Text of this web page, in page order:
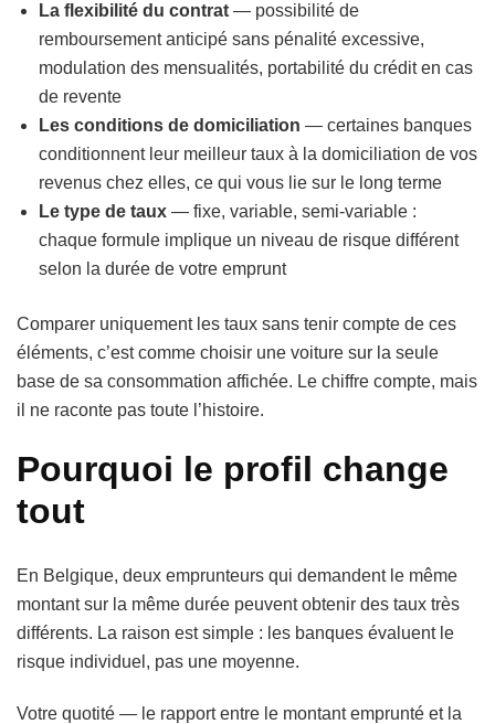
La flexibilité du contrat — possibilité de
remboursement anticipé sans pénalité excessive,
modulation des mensualités, portabilité du crédit en cas
de revente
Les conditions de domiciliation — certaines banques
conditionnent leur meilleur taux à la domiciliation de vos
revenus chez elles, ce qui vous lie sur le long terme
Le type de taux — fixe, variable, semi-variable :
chaque formule implique un niveau de risque différent
selon la durée de votre emprunt
Comparer uniquement les taux sans tenir compte de ces
éléments, c’est comme choisir une voiture sur la seule
base de sa consommation affichée. Le chiffre compte, mais
il ne raconte pas toute l’histoire.
Pourquoi le profil change
tout
En Belgique, deux emprunteurs qui demandent le même
montant sur la même durée peuvent obtenir des taux très
différents. La raison est simple : les banques évaluent le
risque individuel, pas une moyenne.
Votre quotité — le rapport entre le montant emprunté et la